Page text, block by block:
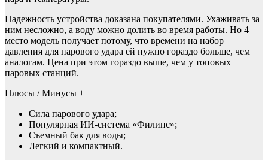
Надежность устройства доказана покупателями. Ухаживать за
ним несложно, а воду можно долить во время работы. Но 4
место модель получает потому, что времени на набор
давления для парового удара ей нужно гораздо больше, чем
аналогам. Цена при этом гораздо выше, чем у топовых
паровых станций.
Плюсы / Минусы +
Сила парового удара;
Популярная ИИ-система «Филипс»;
Съемный бак для воды;
Легкий и компактный.